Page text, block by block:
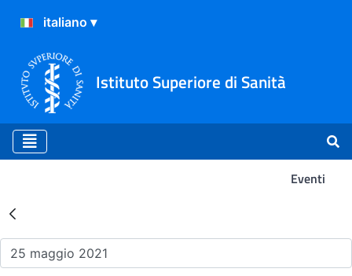
Istituto Superiore di Sanità
Eventi
Risultati della Ricerca -